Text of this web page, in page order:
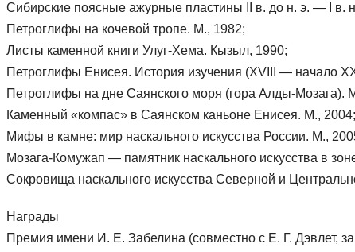
Сибирские поясные ажурные пластины II в. до н. э. — I в.
Петроглифы на кочевой тропе. М., 1982;
Листы каменной книги Улуг-Хема. Кызыл, 1990;
Петроглифы Енисея. История изучения (XVIII — начало
Петроглифы на дне Саянского моря (гора Алды-Мозага).
Каменный «компас» в Саянском каньоне Енисея. М., 2004;
Мифы в камне: мир наскального искусства России. М.,
Мозага-Комужап — памятник наскального искусства в
Сокровища наскального искусства Северной и
Награды
Премия имени И. Е. Забелина (совместно с Е. Г. Дэвлет,